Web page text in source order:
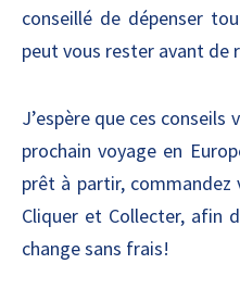
conseillé de dépenser
peut vous rester avant de
J’espère que ces
prochain voyage en
prêt à partir,
Cliquer et Collecter, afin
change sans frais!